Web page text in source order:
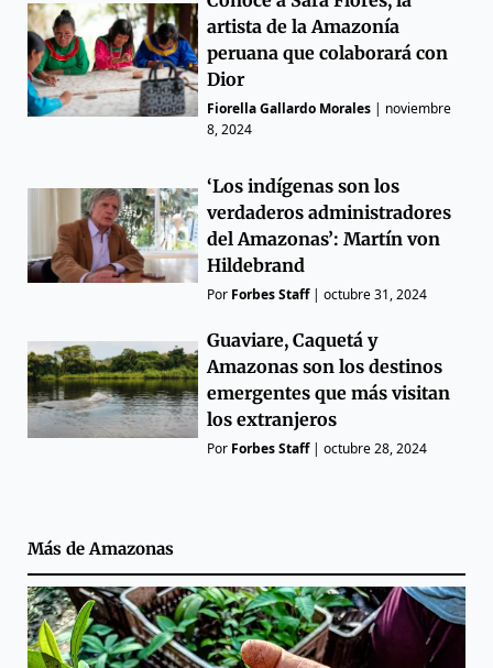
artista de la Amazonía
peruana que colaborará con
Dior
Fiorella Gallardo Morales | noviembre
8, 2024
‘Los indígenas son los
verdaderos administradores
del Amazonas’: Martín von
Hildebrand
Por Forbes Staff|octubre 31, 2024
Guaviare, Caquetá y
Amazonas son los destinos
emergentes que más visitan
los extranjeros
Por Forbes Staff|octubre 28, 2024
Más de Amazonas